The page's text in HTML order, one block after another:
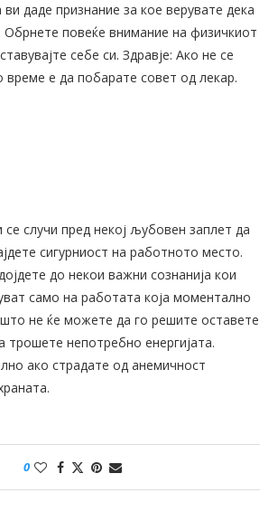
даде признание за кое верувате дека
Обрнете повеќе внимание на физичкиот
себе си. Здравје: Ако не се
време е да побарате совет од лекар.
случи пред некој љубовен заплет да
сигурниост на работното место.
до некои важни сознанија кои
само на работата која моментално
не ќе можете да го решите оставете
трошете непотребно енергијата.
ако страдате од анемичност
0